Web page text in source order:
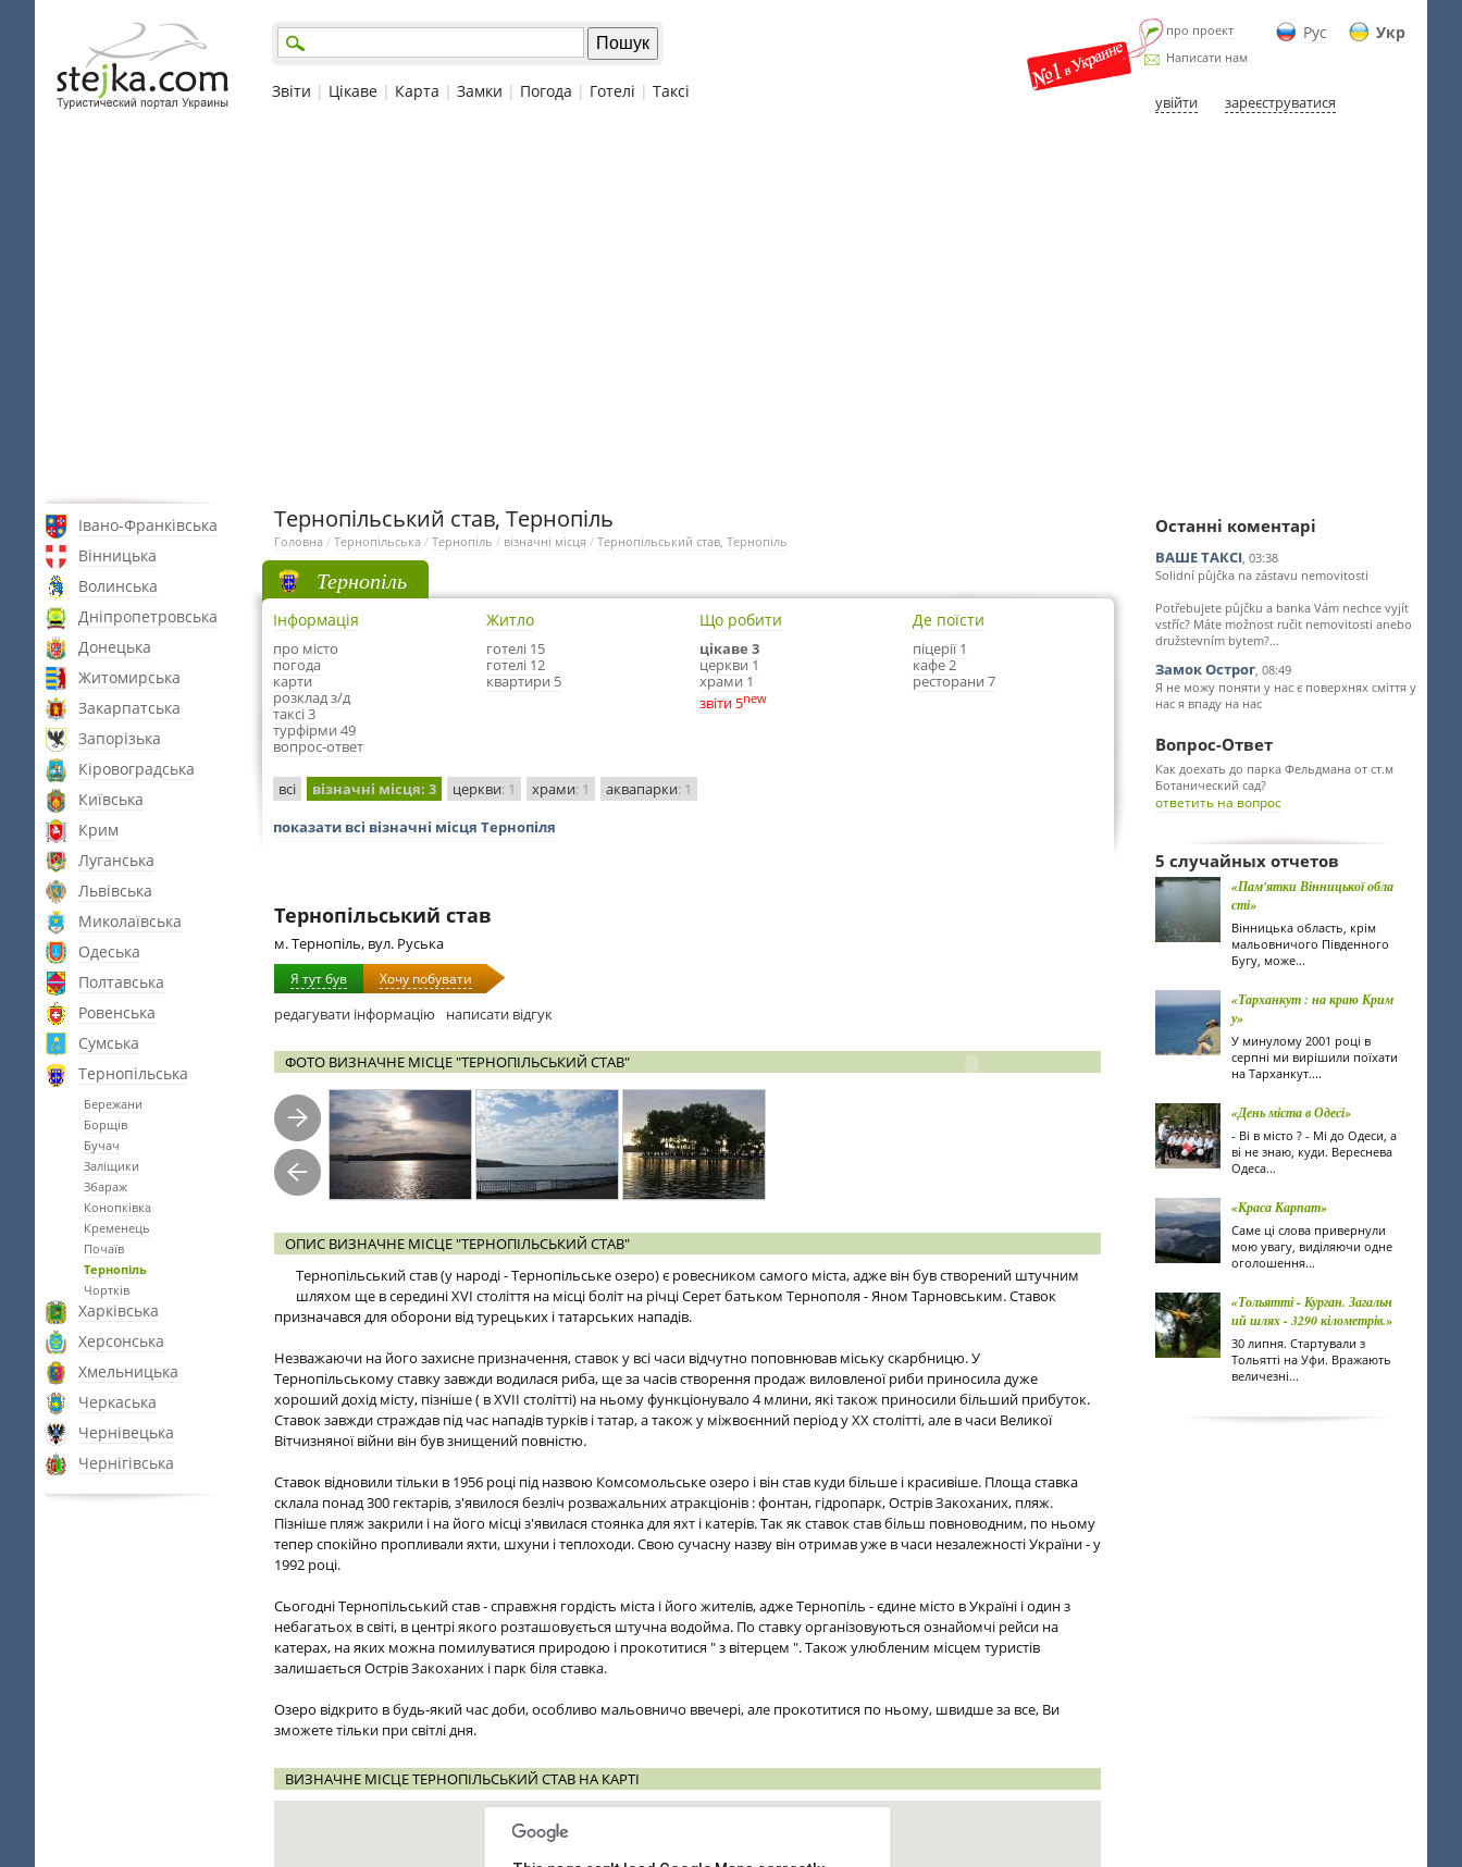
Рус Укр
про проект
Написати нам
увійти зареєструватися
Звіти | Цікаве | Карта | Замки | Погода | Готелі | Таксі
Івано-Франківська
Вінницька
Волинська
Дніпропетровська
Донецька
Житомирська
Закарпатська
Запорізька
Кіровоградська
Київська
Крим
Луганська
Львівська
Миколаївська
Одеська
Полтавська
Ровенська
Сумська
Тернопільська
Бережани
Борщів
Бучач
Заліщики
Збараж
Конопківка
Кременець
Почаїв
Тернопіль
Чортків
Харківська
Херсонська
Хмельницька
Черкаська
Чернівецька
Чернігівська
Тернопільський став, Тернопіль
Головна / Тернопільська / Тернопіль / візначні місця / Тернопільський став, Тернопіль
Тернопіль
Інформація
про місто
погода
карти
розклад з/д
таксі 3
турфірми 49
вопрос-ответ
Житло
готелі 15
готелі 12
квартири 5
Що робити
цікаве 3
церкви 1
храми 1
звіти 5new
Де поїсти
піцерії 1
кафе 2
ресторани 7
всі візначні місця: 3 церкви: 1 храми: 1 аквапарки: 1
показати всі візначні місця Тернопіля
Тернопільський став
м. Тернопіль, вул. Руська
Я тут був Хочу побувати
редагувати інформацію написати відгук
ФОТО ВИЗНАЧНЕ МІСЦЕ "ТЕРНОПІЛЬСЬКИЙ СТАВ"
ОПИС ВИЗНАЧНЕ МІСЦЕ "ТЕРНОПІЛЬСЬКИЙ СТАВ"
Тернопільський став (у народі - Тернопільське озеро) є ровесником самого міста, адже він був створений штучним
шляхом ще в середині XVI століття на місці боліт на річці Серет батьком Тернополя - Яном Тарновським. Ставок
призначався для оборони від турецьких і татарських нападів.
Незважаючи на його захисне призначення, ставок у всі часи відчутно поповнював міську скарбницю. У
Тернопільському ставку завжди водилася риба, ще за часів створення продаж виловленої риби приносила дуже
хороший дохід місту, пізніше ( в XVII столітті) на ньому функціонувало 4 млини, які також приносили більший прибуток.
Ставок завжди страждав під час нападів турків і татар, а також у міжвоєнний період у ХХ столітті, але в часи Великої
Вітчизняної війни він був знищений повністю.
Ставок відновили тільки в 1956 році під назвою Комсомольське озеро і він став куди більше і красивіше. Площа ставка
склала понад 300 гектарів, з'явилося безліч розважальних атракціонів : фонтан, гідропарк, Острів Закоханих, пляж.
Пізніше пляж закрили і на його місці з'явилася стоянка для яхт і катерів. Так як ставок став більш повноводним, по ньому
тепер спокійно пропливали яхти, шхуни і теплоходи. Свою сучасну назву він отримав уже в часи незалежності України - у
1992 році.
Сьогодні Тернопільський став - справжня гордість міста і його жителів, адже Тернопіль - єдине місто в Україні і один з
небагатьох в світі, в центрі якого розташовується штучна водойма. По ставку організовуються ознайомчі рейси на
катерах, на яких можна помилуватися природою і прокотитися " з вітерцем ". Також улюбленим місцем туристів
залишається Острів Закоханих і парк біля ставка.
Озеро відкрито в будь-який час доби, особливо мальовничо ввечері, але прокотитися по ньому, швидше за все, Ви
зможете тільки при світлі дня.
ВИЗНАЧНЕ МІСЦЕ ТЕРНОПІЛЬСЬКИЙ СТАВ НА КАРТІ
Останні коментарі
ВАШЕ ТАКСІ, 03:38
Solidní půjčka na zástavu nemovitosti
Potřebujete půjčku a banka Vám nechce vyjít
vstříc? Máte možnost ručit nemovitosti anebo
družstevním bytem?...
Замок Острог, 08:49
Я не можу поняти у нас є поверхнях сміття у
нас я впаду на нас
Вопрос-Ответ
Как доехать до парка Фельдмана от ст.м
Ботанический сад?
ответить на вопрос
5 случайных отчетов
«Пам'ятки Вінницької обла
сті»
Вінницька область, крім
мальовничого Південного
Бугу, може...
«Тарханкут : на краю Крим
у»
У минулому 2001 році в
серпні ми вирішили поїхати
на Тарханкут....
«День міста в Одесі»
- Ві в місто ? - Мі до Одеси, а
ві не знаю, куди. Вереснева
Одеса...
«Краса Карпат»
Саме ці слова привернули
мою увагу, виділяючи одне
оголошення...
«Тольятті - Курган. Загальн
ий шлях - 3290 кілометрів.»
30 липня. Стартували з
Тольятті на Уфи. Вражають
величезні...